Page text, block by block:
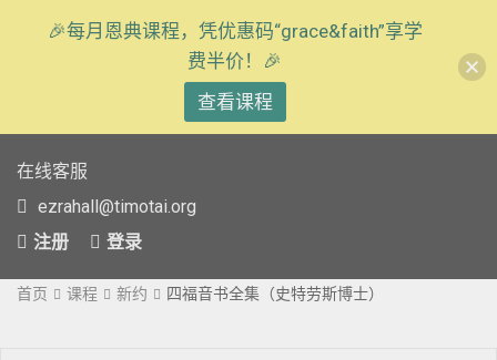
在线客服
ezrahall@timotai.org
注册
登录
首页 课程 新约 四福音书全集（史特劳斯博士）
🎉每月恩典课程，凭优惠码“grace&faith”享学
费半价！🎉
查看课程